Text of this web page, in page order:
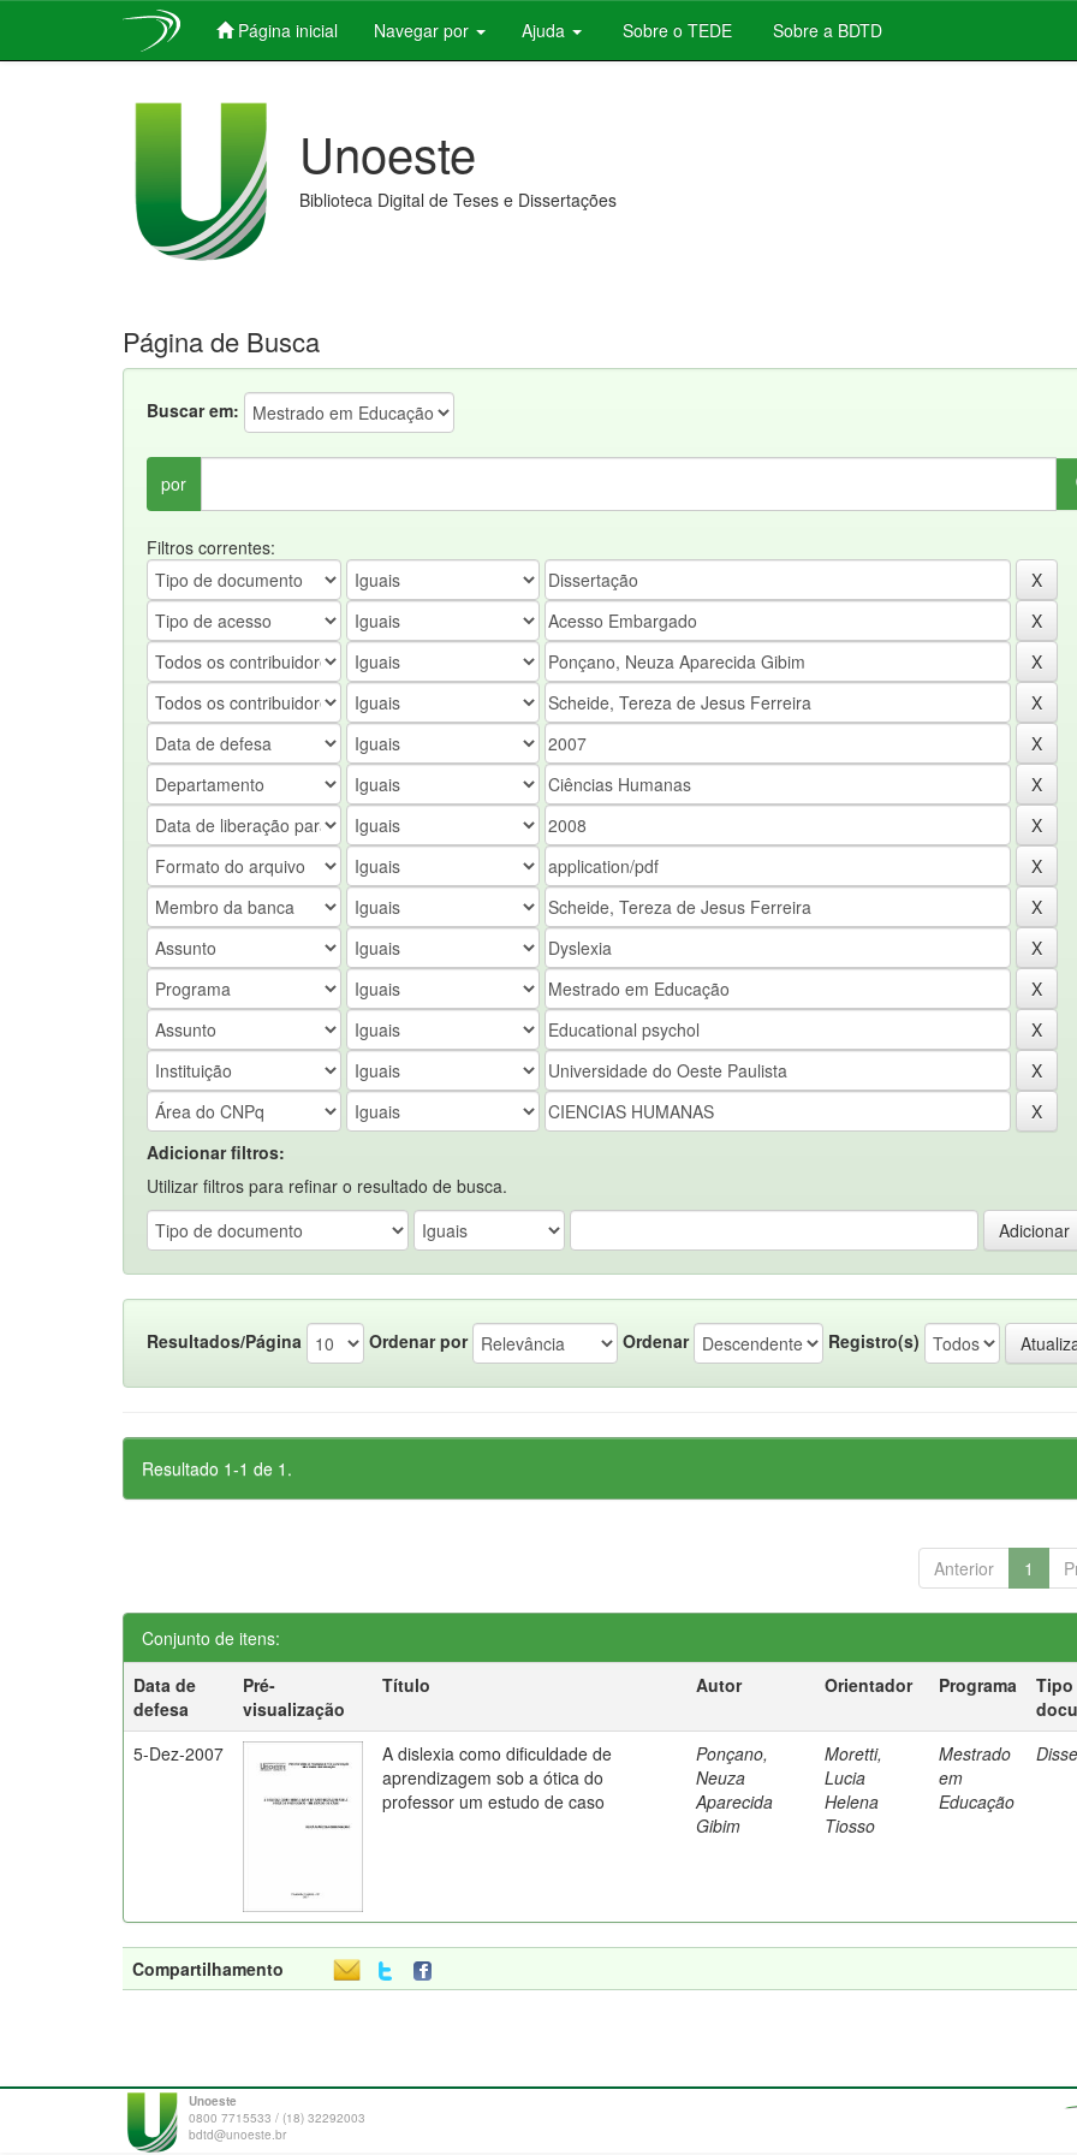
Página inicial Navegar por Ajuda Sobre o TEDE Sobre a BDTD
Unoeste
Biblioteca Digital de Teses e Dissertações
Página de Busca
Buscar em:
por
Filtros correntes:
Adicionar filtros:
Utilizar filtros para refinar o resultado de busca.
Resultados/Página Ordenar por Ordenar Registro(s)
Resultado 1-1 de 1.
Anterior 1
Conjunto de itens:
Data de
defesa
Pré-
visualização
Título Autor Orientador Programa
Tipo
5-Dez-2007
A dislexia como dificuldade de
aprendizagem sob a ótica do
professor um estudo de caso
Ponçano,
Neuza
Aparecida
Gibim
Moretti,
Lucia
Helena
Tiosso
Mestrado
em
Educação
Compartilhamento
Unoeste
0800 7715533 / (18) 32292003
bdtd@unoeste.br